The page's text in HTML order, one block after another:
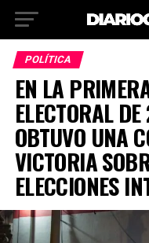
POLÍTICA
EN LA
ELECTORAL
OBTUVO UNA
VICTORIA
ELECCIONES